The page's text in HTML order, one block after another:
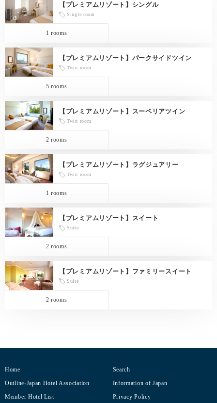
【プレミアムリゾート】シングル
Single room
1 rooms
【プレミアムリゾート】パークサイドツイン
Twin room
5 rooms
【プレミアムリゾート】スーペリアツイン
Twin room
2 rooms
【プレミアムリゾート】ラグジュアリー
Twin room
1 rooms
【プレミアムリゾート】スイート
Suite
2 rooms
【プレミアムリゾート】ファミリースイート
Suite
2 rooms
Home
Search
Outline-Japan Hotel Association
Information of Japan
Member Hotel List
Privacy Policy